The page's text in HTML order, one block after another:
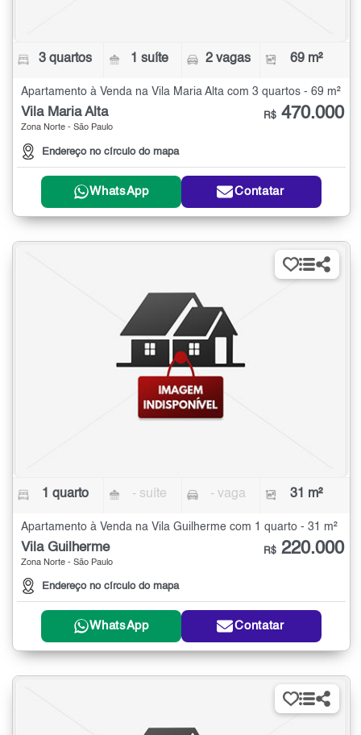
3 quartos 1 suíte 2 vagas 69 m²
Apartamento à Venda na Vila Maria Alta com 3 quartos - 69 m²
Vila Maria Alta
Zona Norte - São Paulo
Endereço no círculo do mapa
R$ 470.000
WhatsApp Contatar
1 quarto - suíte - vaga 31 m²
Apartamento à Venda na Vila Guilherme com 1 quarto - 31 m²
Vila Guilherme
Zona Norte - São Paulo
Endereço no círculo do mapa
R$ 220.000
WhatsApp Contatar